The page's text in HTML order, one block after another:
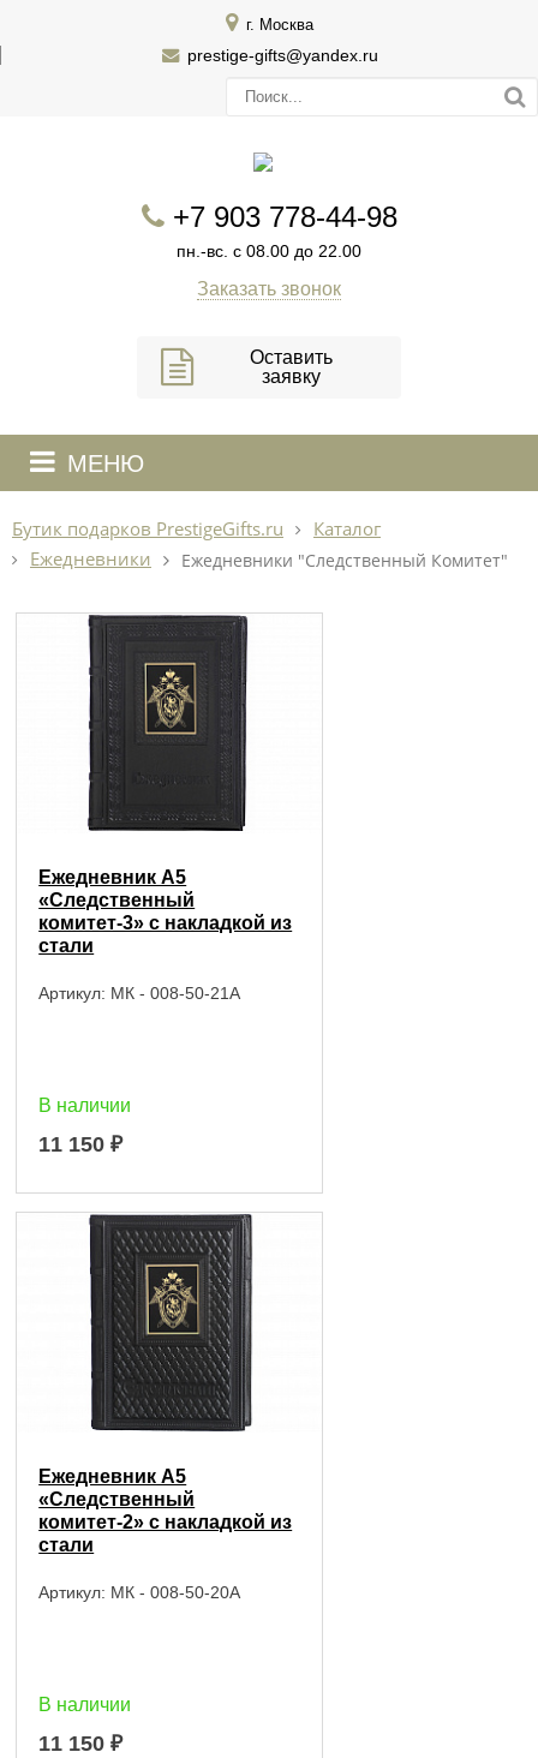
г. Москва
prestige-gifts@yandex.ru
+7 903 778-44-98
пн.-вс. с 08.00 до 22.00
Заказать звонок
Оставить
заявку
МЕНЮ
Бутик подарков PrestigeGifts.ru
Каталог
Ежедневники
Ежедневники "Следственный Комитет"
Ежедневник А5
«Следственный
комитет-3» с накладкой из
стали
Артикул: МК - 008-50-21А
В наличии
11 150 ₽
Ежедневник А5
«Следственный
комитет-2» с накладкой из
стали
Артикул: МК - 008-50-20А
В наличии
11 150 ₽